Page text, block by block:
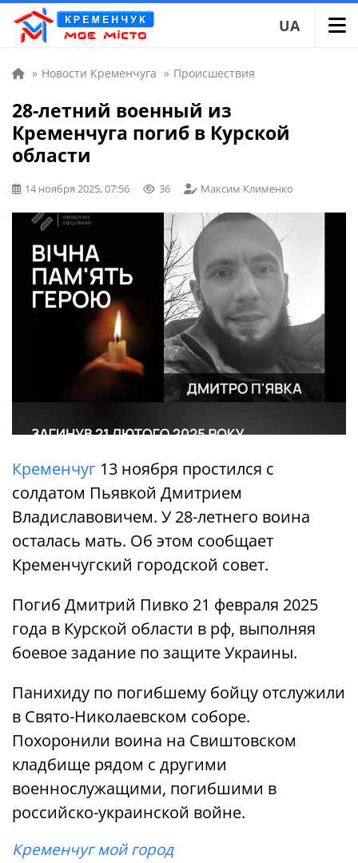
UA
» Новости Кременчуга » Происшествия
28-летний военный из
Кременчуга погиб в Курской
области
14 ноября 2025, 07:56 36 Максим Клименко
Кременчуг 13 ноября простился с
солдатом Пьявкой Дмитрием
Владиславовичем. У 28-летнего воина
осталась мать. Об этом сообщает
Кременчугский городской совет.
Погиб Дмитрий Пивко 21 февраля 2025
года в Курской области в рф, выполняя
боевое задание по защите Украины.
Панихиду по погибшему бойцу отслужили
в Свято-Николаевском соборе.
Похоронили воина на Свиштовском
кладбище рядом с другими
военнослужащими, погибшими в
российско-украинской войне.
Кременчуг мой город